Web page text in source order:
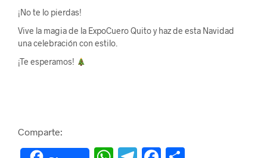
¡No te lo pierdas!
Vive la magia de la ExpoCuero Quito y haz de esta Navidad
una celebración con estilo.
¡Te esperamos!
Comparte: